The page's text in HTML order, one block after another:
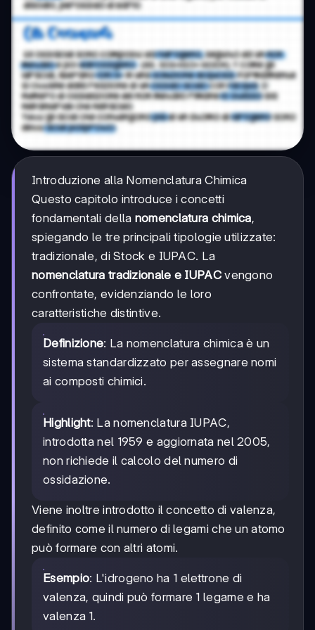
Introduzione alla Nomenclatura Chimica
Questo capitolo introduce i concetti
fondamentali della nomenclatura chimica,
spiegando le tre principali tipologie utilizzate:
tradizionale, di Stock e IUPAC. La
nomenclatura tradizionale e IUPACvengono
confrontate, evidenziando le loro
caratteristiche distintive.
Definizione: La nomenclatura chimica è un
sistema standardizzato per assegnare nomi
ai composti chimici.
Highlight: La nomenclatura IUPAC,
introdotta nel 1959 e aggiornata nel 2005,
non richiede il calcolo del numero di
ossidazione.
Viene inoltre introdotto il concetto di valenza,
definito come il numero di legami che un atomo
può formare con altri atomi.
Esempio: L'idrogeno ha 1 elettrone di
valenza, quindi può formare 1 legame e ha
valenza 1.